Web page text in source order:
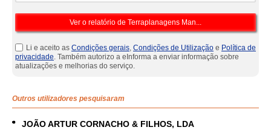
Li e aceito as Condições gerais, Condições de Utilização e Política de
privacidade. Também autorizo a eInforma a enviar informação sobre
atualizações e melhorias do serviço.
Outros utilizadores pesquisaram
JOÃO ARTUR CORNACHO & FILHOS, LDA